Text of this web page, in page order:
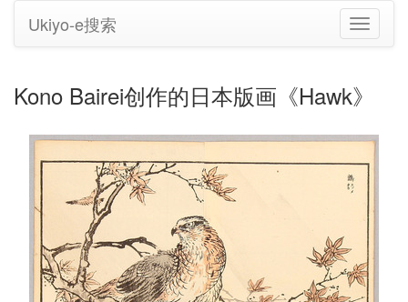
切
换
Ukiyo-e搜索
Kono Bairei创作的日本版画《Hawk》